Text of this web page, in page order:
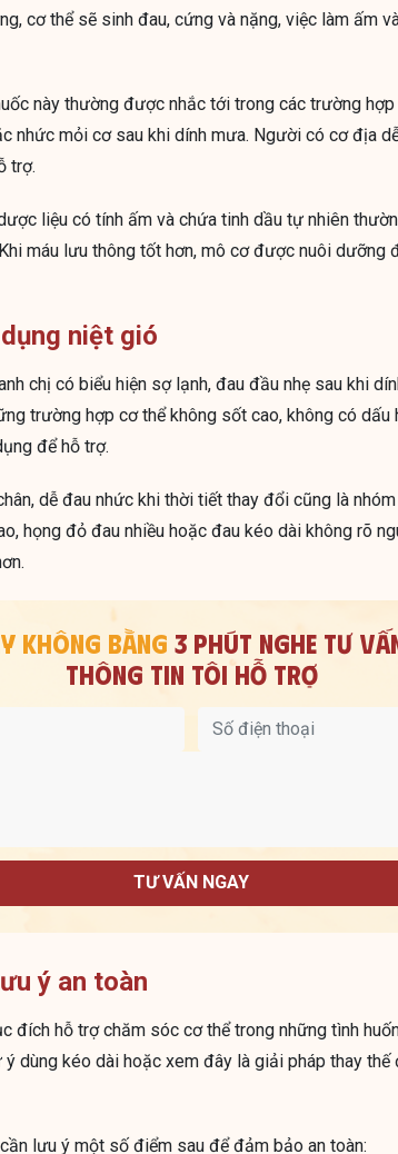
cơ thể sẽ sinh đau, cứng và nặng, việc làm ấm
này thường được nhắc tới trong các trường
nhức mỏi cơ sau khi dính mưa. Người có cơ địa
trợ.
liệu có tính ấm và chứa tinh dầu tự nhiên
máu lưu thông tốt hơn, mô cơ được nuôi dưỡng
niệt gió
chị có biểu hiện sợ lạnh, đau đầu nhẹ sau khi
trường hợp cơ thể không sốt cao, không có dấu
để hỗ trợ.
dễ đau nhức khi thời tiết thay đổi cũng là
họng đỏ đau nhiều hoặc đau kéo dài không rõ
KHÔNG BẰNG 3 PHÚT NGHE TƯ
THÔNG TIN TÔI HỖ TRỢ
TƯ VẤN NGAY
ý an toàn
đích hỗ trợ chăm sóc cơ thể trong những tình
ý dùng kéo dài hoặc xem đây là giải pháp thay
lưu ý một số điểm sau để đảm bảo an toàn: